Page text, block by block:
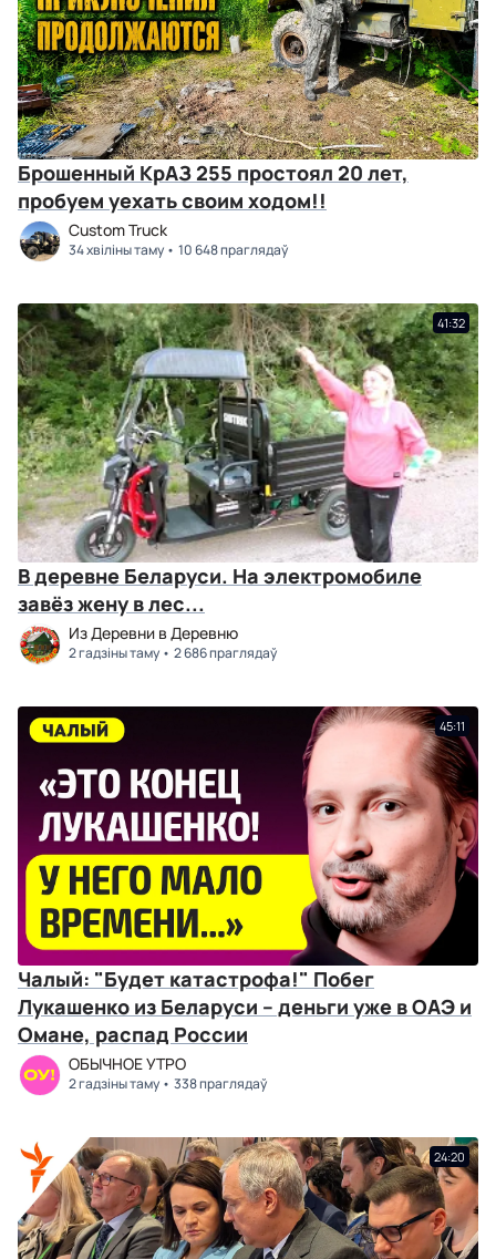
Брошенный КрАЗ 255 простоял 20 лет,
пробуем уехать своим ходом!!
Custom Truck
34 хвіліны таму 10 648 праглядаў
41:32
В деревне Беларуси. На электромобиле
завёз жену в лес...
Из Деревни в Деревню
2 гадзіны таму 2 686 праглядаў
45:11
Чалый: "Будет катастрофа!" Побег
Лукашенко из Беларуси – деньги уже в ОАЭ и
Омане, распад России
ОБЫЧНОЕ УТРО
2 гадзіны таму 338 праглядаў
24:20